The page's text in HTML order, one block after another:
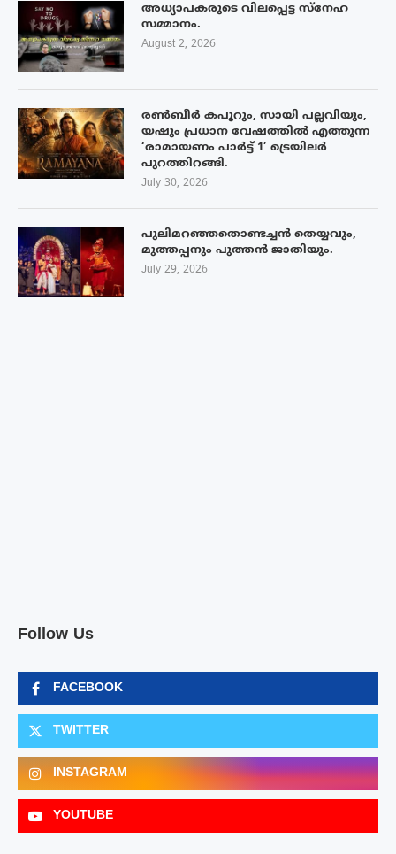
അധ്യാപകരുടെ വിലപ്പെട്ട സ്നേഹ
സമ്മാനം.
August 2, 2026
രൺബീർ കപൂറും, സായി പല്ലവിയും,
യഷും പ്രധാന വേഷത്തിൽ എത്തുന്ന
‘രാമായണം പാർട്ട് 1’ ട്രെയിലർ
പുറത്തിറങ്ങി.
July 30, 2026
പുലിമറഞ്ഞതൊണ്ടച്ചൻ തെയ്യവും,
മുത്തപ്പനും പുത്തൻ ജാതിയും.
July 29, 2026
Follow Us
FACEBOOK
TWITTER
INSTAGRAM
YOUTUBE